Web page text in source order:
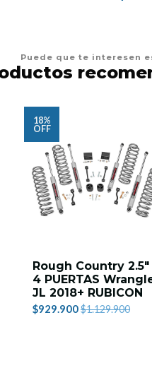
Puede que te interesen
18%
OFF
Rough Country 2.5"
4 PUERTAS
JL 2018+ RUBICON
$929.900$1.129.900